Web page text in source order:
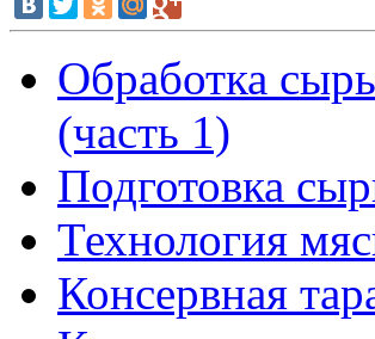
Обработка
(часть 1)
Подготовка
Технология
Консервная